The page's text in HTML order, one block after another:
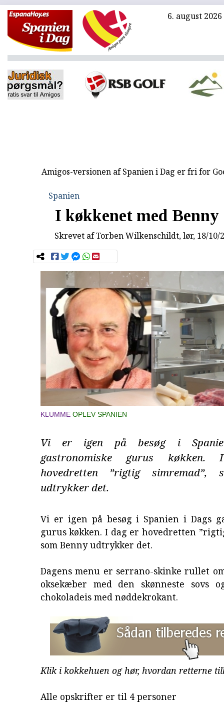
6. august 2026
Amigos-versionen af Spanien i Dag er fri for
Spanien
I køkkenet med Benny
Skrevet afTorben Wilkenschildt, lør, 18/10/
KLUMME OPLEV SPANIEN
Vi er igen på besøg i
gastronomiske gurus
hovedretten ”rigtig simremad”,
udtrykker det.
Vi er igen på besøg i Spanien i Dags
gurus køkken. I dag er hovedretten
som Benny udtrykker det.
Dagens menu er serrano-skinke rullet
oksekæber med den skønneste sovs
chokoladeis med nøddekrokant.
Klik i kokkehuen og hør, hvordan retterne
Alle opskrifter er til 4 personer